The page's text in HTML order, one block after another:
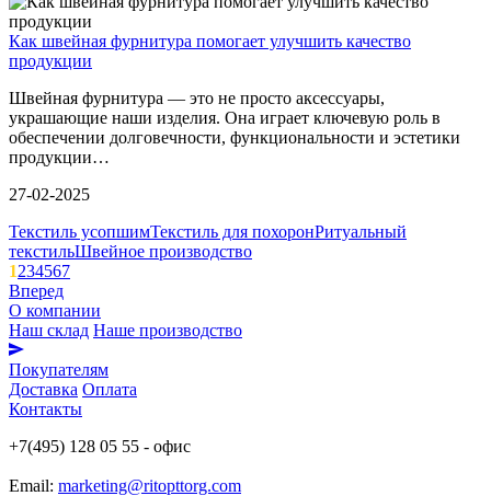
Как швейная фурнитура помогает улучшить качество
продукции
Швейная фурнитура — это не просто аксессуары,
украшающие наши изделия. Она играет ключевую роль в
обеспечении долговечности, функциональности и эстетики
продукции…
27-02-2025
Текстиль усопшимТекстиль для похоронРитуальный
текстильШвейное производство
1234567
Вперед
О компании
Наш склад Наше производство
Покупателям
Доставка Оплата
Контакты
+7(495) 128 05 55 - офис
Email: marketing@ritopttorg.com